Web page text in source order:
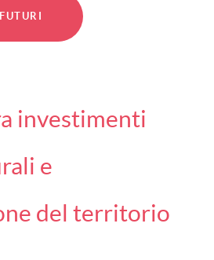
investimenti
e
del territorio